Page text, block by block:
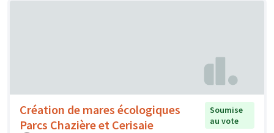
Création de mares écologiques
Parcs Chazière et Cerisaie
Soumise
au vote